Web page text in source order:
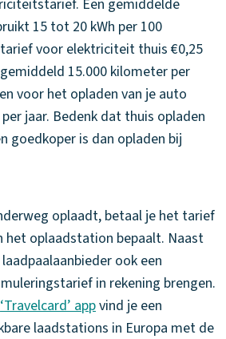
Een gemiddelde
15 tot 20 kWh per 100
voor elektriciteit thuis €0,25
15.000 kilometer per
voor het opladen van je auto
jaar. Bedenk dat thuis opladen
goedkoper is dan opladen bij
oplaadt, betaal je het tarief
het oplaadstation bepaalt. Naast
ook een
in rekening brengen.
‘Travelcard’ appvind je een
laadstations in Europa met de